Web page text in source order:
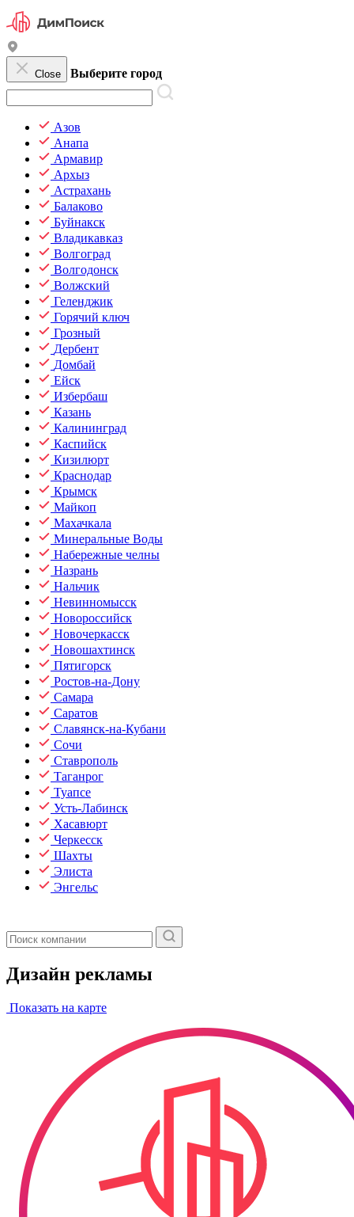
Close Выберите город
Азов
Анапа
Армавир
Архыз
Астрахань
Балаково
Буйнакск
Владикавказ
Волгоград
Волгодонск
Волжский
Геленджик
Горячий ключ
Грозный
Дербент
Домбай
Ейск
Избербаш
Казань
Калининград
Каспийск
Кизилюрт
Краснодар
Крымск
Майкоп
Махачкала
Минеральные Воды
Набережные челны
Назрань
Нальчик
Невинномысск
Новороссийск
Новочеркасск
Новошахтинск
Пятигорск
Ростов-на-Дону
Самара
Саратов
Славянск-на-Кубани
Сочи
Ставрополь
Таганрог
Туапсе
Усть-Лабинск
Хасавюрт
Черкесск
Шахты
Элиста
Энгельс
Дизайн рекламы
Показать на карте